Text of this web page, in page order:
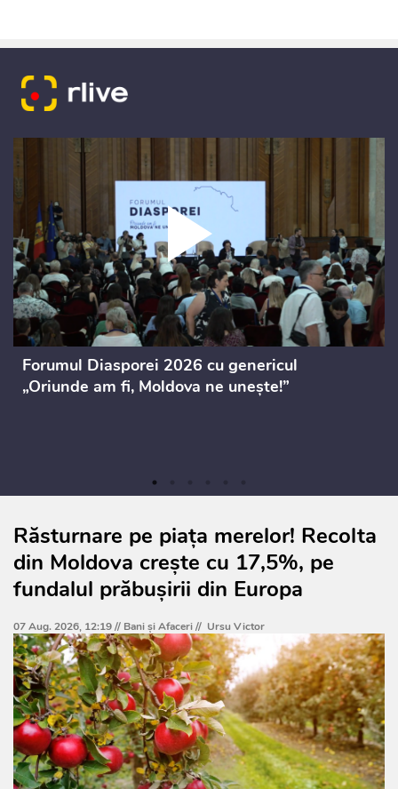
Forumul Diasporei 2026 cu genericul
„Oriunde am fi, Moldova ne unește!”
Răsturnare pe piața merelor! Recolta
din Moldova crește cu 17,5%, pe
fundalul prăbușirii din Europa
07 Aug. 2026, 12:19 // Bani și Afaceri// Ursu Victor